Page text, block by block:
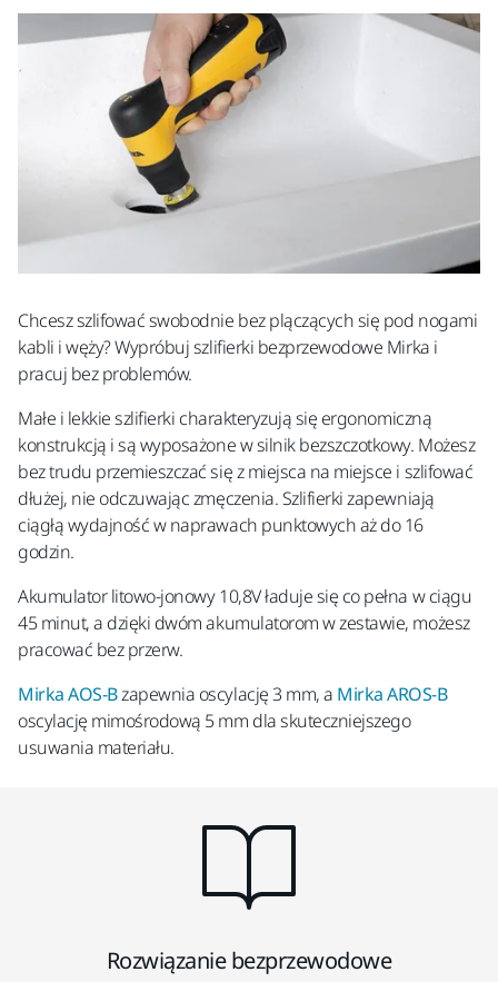
Chcesz szlifować swobodnie bez plączących się pod nogami
kabli i węży? Wypróbuj szlifierki bezprzewodowe Mirka i
pracuj bez problemów.
Małe i lekkie szlifierki charakteryzują się ergonomiczną
konstrukcją i są wyposażone w silnik bezszczotkowy. Możesz
bez trudu przemieszczać się z miejsca na miejsce i szlifować
dłużej, nie odczuwając zmęczenia. Szlifierki zapewniają
ciągłą wydajność w naprawach punktowych aż do 16
godzin.
Akumulator litowo-jonowy 10,8V ładuje się co pełna w ciągu
45 minut, a dzięki dwóm akumulatorom w zestawie, możesz
pracować bez przerw.
Mirka AOS-Bzapewnia oscylację 3 mm, a Mirka AROS-B
oscylację mimośrodową 5 mm dla skuteczniejszego
usuwania materiału.
Rozwiązanie bezprzewodowe